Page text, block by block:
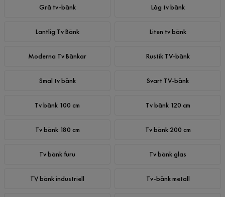
Grå tv-bänk Låg tv bänk
Lantlig Tv Bänk Liten tv bänk
Moderna Tv Bänkar Rustik TV-bänk
Smal tv bänk Svart TV-bänk
Tv bänk 100 cm Tv bänk 120 cm
Tv bänk 180 cm Tv bänk 200 cm
Tv bänk furu Tv bänk glas
TV bänk industriell Tv-bänk metall